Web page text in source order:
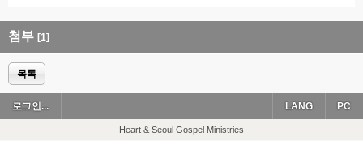
첨부 [1]
목록
로그인... PC
LANG
Heart & Seoul Gospel Ministries